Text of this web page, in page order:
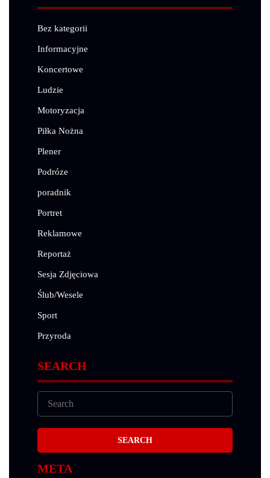
Bez kategorii
Informacyjne
Koncertowe
Ludzie
Motoryzacja
Piłka Nożna
Plener
Podróze
poradnik
Portret
Reklamowe
Reportaż
Sesja Zdjęciowa
Ślub/Wesele
Sport
Przyroda
SEARCH
META